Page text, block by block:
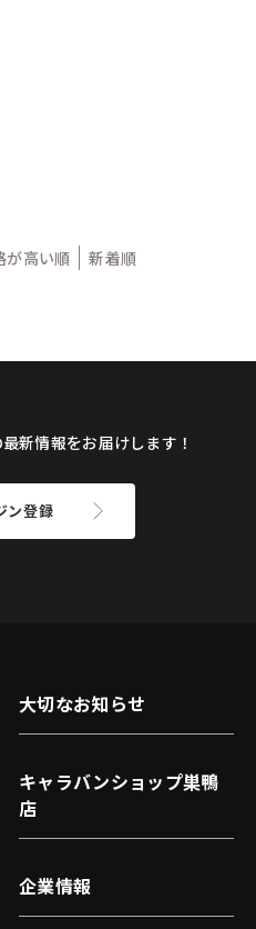
が高い順 新着順
新情報をお届けします！
ン登録
大切なお知らせ
キャラバンショップ巣鴨
店
企業情報